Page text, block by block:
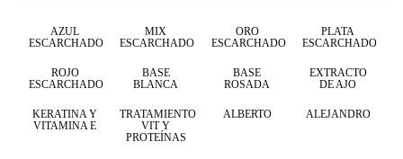
AZUL
ESCARCHADO
MIX
ESCARCHADO
ORO
ESCARCHADO
PLATA
ESCARCHADO
ROJO
ESCARCHADO
BASE
BLANCA
BASE
ROSADA
EXTRACTO
DE AJO
KERATINA Y
VITAMINA E
TRATAMIENTO
VIT Y
PROTEÍNAS
ALBERTO ALEJANDRO